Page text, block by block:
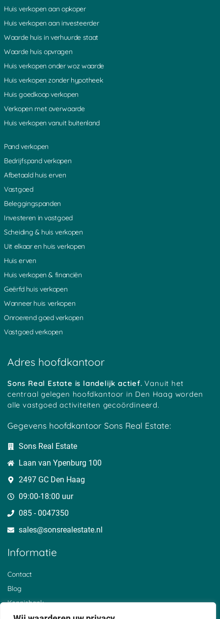
Huis verkopen aan opkoper
Huis verkopen aan investeerder
Waarde huis in verhuurde staat
Waarde huis opvragen
Huis verkopen onder woz waarde
Huis verkopen zonder hypotheek
Huis goedkoop verkopen
Verkopen met overwaarde
Huis verkopen vanuit buitenland
Pand verkopen
Bedrijfspand verkopen
Afbetaald huis erven
Vastgoed
Beleggingspanden
Investeren in vastgoed
Scheiding & huis verkopen
Uit elkaar en huis verkopen
Huis erven
Huis verkopen & financiën
Geërfd huis verkopen
Wanneer huis verkopen
Onroerend goed verkopen
Vastgoed verkopen
Adres hoofdkantoor
Sons Real Estate is landelijk actief.Vanuit het
centraal gelegen hoofdkantoor in Den Haag worden
alle vastgoed activiteiten gecoördineerd.
Gegevens hoofdkantoor Sons Real Estate:
Sons Real Estate
Laan van Ypenburg 100
2497 GC Den Haag
09:00-18:00 uur
085 - 0047350
sales@sonsrealestate.nl​
Informatie
Contact
Blog
Kennisbank
Over ons